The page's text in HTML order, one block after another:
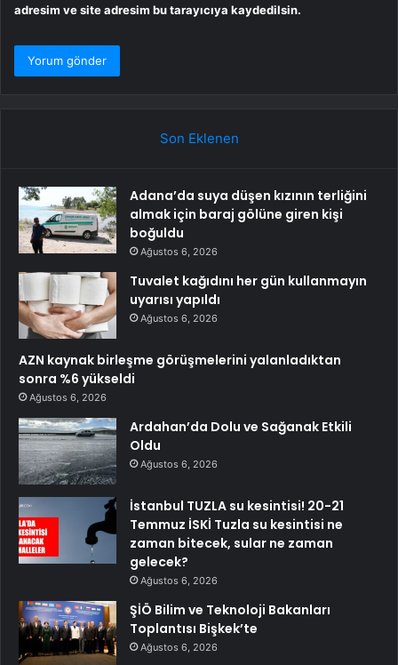
adresim ve site adresim bu tarayıcıya kaydedilsin.
Son Eklenen
Adana’da suya düşen kızının terliğini
almak için baraj gölüne giren kişi
boğuldu
Ağustos 6, 2026
Tuvalet kağıdını her gün kullanmayın
uyarısı yapıldı
Ağustos 6, 2026
AZN kaynak birleşme görüşmelerini yalanladıktan
sonra %6 yükseldi
Ağustos 6, 2026
Ardahan’da Dolu ve Sağanak Etkili
Oldu
Ağustos 6, 2026
İstanbul TUZLA su kesintisi! 20-21
Temmuz İSKİ Tuzla su kesintisi ne
zaman bitecek, sular ne zaman
gelecek?
Ağustos 6, 2026
ŞİÖ Bilim ve Teknoloji Bakanları
Toplantısı Bişkek’te
Ağustos 6, 2026